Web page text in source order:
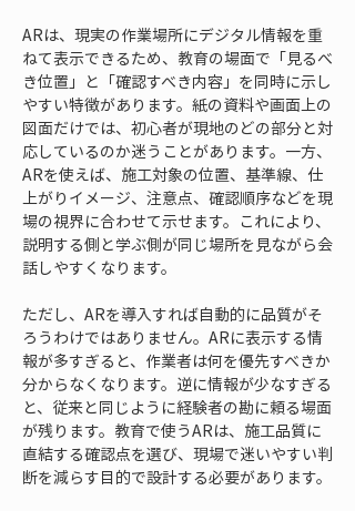
ARは、現実の作業場所にデジタル情報を重
ねて表示できるため、教育の場面で「見るべ
き位置」と「確認すべき内容」を同時に示し
やすい特徴があります。紙の資料や画面上の
図面だけでは、初心者が現地のどの部分と対
応しているのか迷うことがあります。一方、
ARを使えば、施工対象の位置、基準線、仕
上がりイメージ、注意点、確認順序などを現
場の視界に合わせて示せます。これにより、
説明する側と学ぶ側が同じ場所を見ながら会
話しやすくなります。
ただし、ARを導入すれば自動的に品質がそ
ろうわけではありません。ARに表示する情
報が多すぎると、作業者は何を優先すべきか
分からなくなります。逆に情報が少なすぎる
と、従来と同じように経験者の勘に頼る場面
が残ります。教育で使うARは、施工品質に
直結する確認点を選び、現場で迷いやすい判
断を減らす目的で設計する必要があります。